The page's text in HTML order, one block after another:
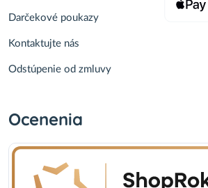
Darčekové poukazy
Kontaktujte nás
Odstúpenie od zmluvy
Ocenenia